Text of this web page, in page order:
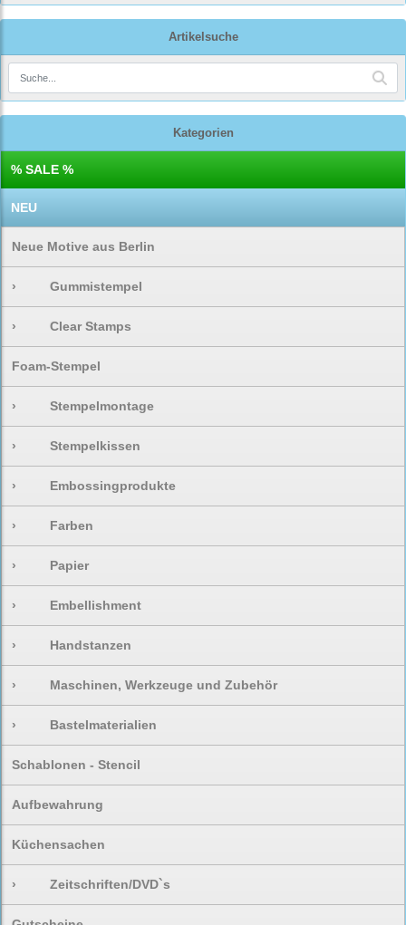
Artikelsuche
Kategorien
% SALE %
NEU
Neue Motive aus Berlin
› Gummistempel
› Clear Stamps
Foam-Stempel
› Stempelmontage
› Stempelkissen
› Embossingprodukte
› Farben
› Papier
› Embellishment
› Handstanzen
› Maschinen, Werkzeuge und Zubehör
› Bastelmaterialien
Schablonen - Stencil
Aufbewahrung
Küchensachen
› Zeitschriften/DVD`s